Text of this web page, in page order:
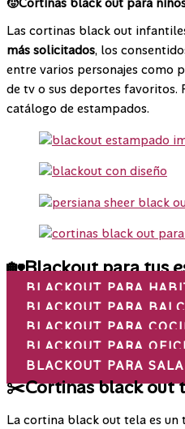
🧒Cortinas black out para
Las cortinas black out
más solicitados, los
entre varios personajes como
de tv o sus deportes favoritos.
catálogo de estampados.
🏡Blackout para tus
BLACKOUT PARA
BLACKOUT PARA
BLACKOUT PARA
BLACKOUT PARA
BLACKOUT PARA SALA
✂️Cortinas black out
La cortina black out tela es un